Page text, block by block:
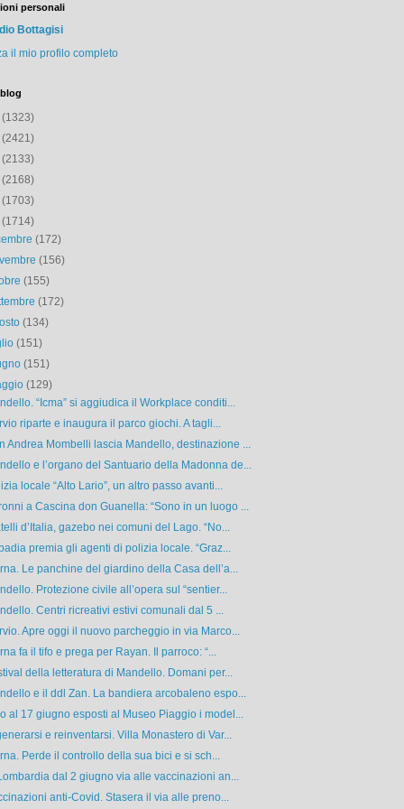
personali
Bottagisi
il mio profilo completo
(1323)
(2421)
(2133)
(2168)
(1703)
(1714)
(172)
(156)
(155)
(172)
(134)
(151)
(151)
(129)
“Icma” si aggiudica il Workplace conditi...
riparte e inaugura il parco giochi. A tagli...
Andrea Mombelli lascia Mandello, destinazione ...
e l’organo del Santuario della Madonna de...
locale “Alto Lario”, un altro passo avanti...
a Cascina don Guanella: “Sono in un luogo ...
d’Italia, gazebo nei comuni del Lago. “No...
premia gli agenti di polizia locale. “Graz...
Le panchine del giardino della Casa dell’a...
Protezione civile all’opera sul “sentier...
Centri ricreativi estivi comunali dal 5 ...
Apre oggi il nuovo parcheggio in via Marco...
fa il tifo e prega per Rayan. Il parroco: “...
della letteratura di Mandello. Domani per...
e il ddl Zan. La bandiera arcobaleno espo...
al 17 giugno esposti al Museo Piaggio i model...
e reinventarsi. Villa Monastero di Var...
Perde il controllo della sua bici e si sch...
dal 2 giugno via alle vaccinazioni an...
anti-Covid. Stasera il via alle preno...